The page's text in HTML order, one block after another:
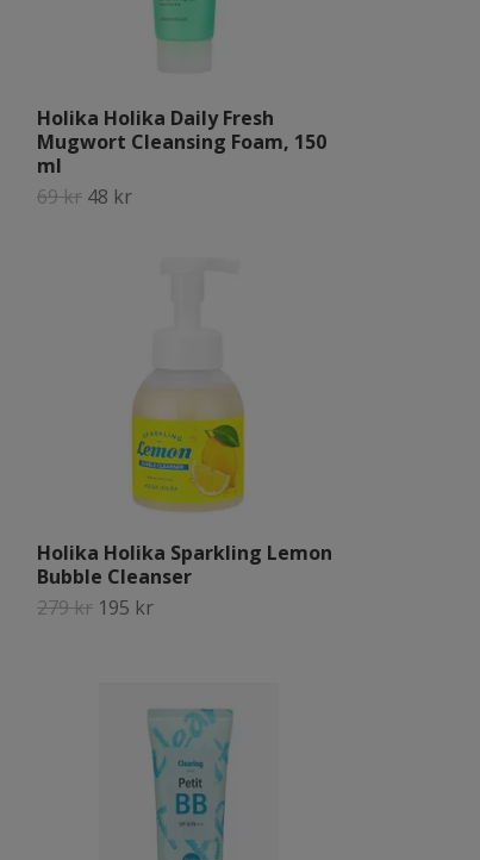
Holika Holika Daily Fresh
Mugwort Cleansing Foam, 150
ml
69 kr 48 kr
Holika Holika Sparkling Lemon
Bubble Cleanser
279 kr 195 kr